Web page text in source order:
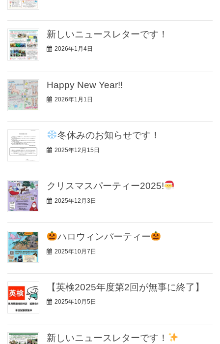
新しいニュースレターです！
2026年1月4日
Happy New Year!!
2026年1月1日
冬休みのお知らせです！
2025年12月15日
クリスマスパーティー2025!
2025年12月3日
ハロウィンパーティー
2025年10月7日
【英検2025年度第2回が無事に終了】
2025年10月5日
新しいニュースレターです！